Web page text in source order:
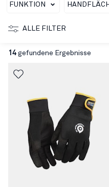
FUNKTION
ALLE FILTER
14 gefundene Ergebnisse